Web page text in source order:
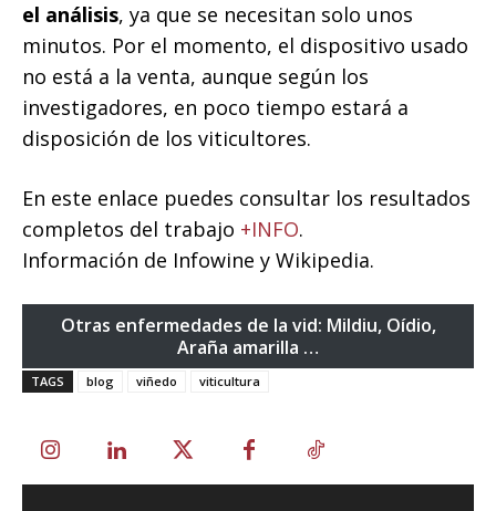
el análisis, ya que se necesitan solo unos
minutos. Por el momento, el dispositivo usado
no está a la venta, aunque según los
investigadores, en poco tiempo estará a
disposición de los viticultores.
En este enlace puedes consultar los resultados
completos del trabajo +INFO.
Información de Infowine y Wikipedia.
Otras enfermedades de la vid: Mildiu, Oídio,
Araña amarilla …
TAGS blog viñedo viticultura